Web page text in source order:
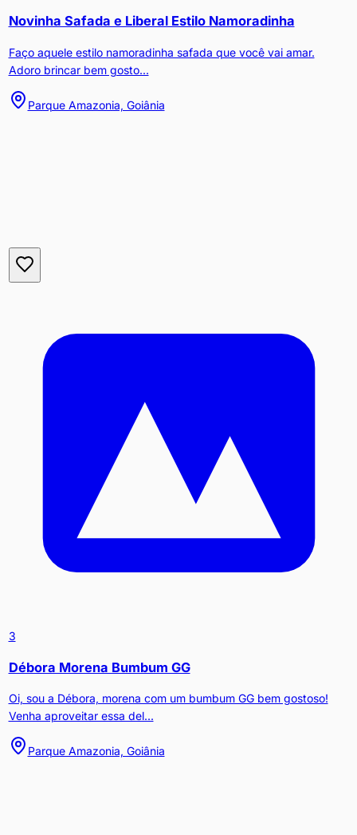
Novinha Safada e Liberal Estilo Namoradinha
Faço aquele estilo namoradinha safada que você vai amar.
Adoro brincar bem gosto...
Parque Amazonia, Goiânia
3
Débora Morena Bumbum GG
Oi, sou a Débora, morena com um bumbum GG bem gostoso!
Venha aproveitar essa del...
Parque Amazonia, Goiânia